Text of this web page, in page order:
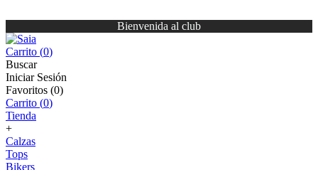
Bienvenida al club
Carrito (0)
Buscar
Iniciar Sesión
Favoritos (0)
Carrito (0)
Tienda
+
Calzas
Tops
Bikers